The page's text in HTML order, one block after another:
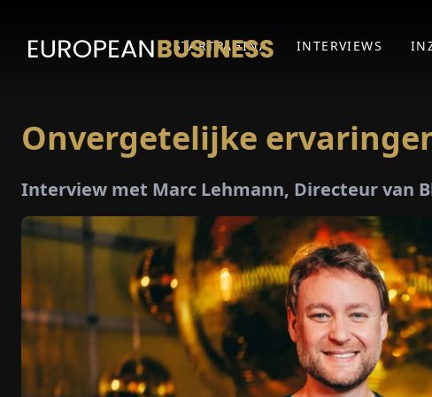
STARTPAGINA INTERVIEWS
Onvergetelijke
Interview met Marc Lehmann, Directeur van